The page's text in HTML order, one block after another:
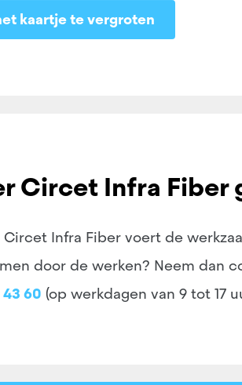
kaartje te vergroten
Circet Infra Fiber
Circet Infra Fiber voert de
door de werken? Neem dan
60 (op werkdagen van 9 tot 17